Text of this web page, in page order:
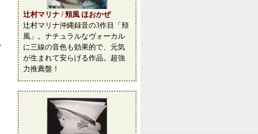
辻村マリナ / 頬風 ほおかぜ
辻村マリナ沖縄録音の3作目「頬
風」。ナチュラルなヴォーカル
に三線の音色も効果的で、元気
が生まれて安らげる作品。超強
力推薦盤！